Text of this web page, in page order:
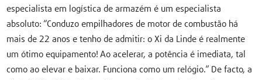
especialista em logística de armazém é um especialista
absoluto: “Conduzo empilhadores de motor de combustão há
mais de 22 anos e tenho de admitir: o Xi da Linde é realmente
um ótimo equipamento! Ao acelerar, a potência é imediata, tal
como ao elevar e baixar. Funciona como um relógio.” De facto, a